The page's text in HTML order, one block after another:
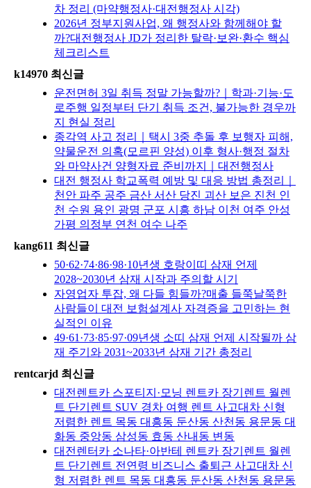
차 정리 (마약행정사·대전행정사 시각)
2026년 정부지원사업, 왜 행정사와 함께해야 할
까?대전행정사 JD가 정리한 탈락·보완·환수 핵심
체크리스트
k14970 최신글
운전면허 3일 취득 정말 가능할까?｜학과·기능·도
로주행 일정부터 단기 취득 조건, 불가능한 경우까
지 현실 정리
종각역 사고 정리｜택시 3중 추돌 후 보행자 피해,
약물운전 의혹(모르핀 양성) 이후 형사·행정 절차
와 마약사건 양형자료 준비까지｜대전행정사
대전 행정사 학교폭력 예방 및 대응 방법 총정리｜
천안 파주 공주 금산 서산 당진 괴산 보은 진천 인
천 수원 용인 광명 군포 시흥 하남 이천 여주 안성
가평 의정부 연천 여수 나주
kang611 최신글
50·62·74·86·98·10년생 호랑이띠 삼재 언제
2028~2030년 삼재 시작과 주의할 시기
자영업자 투잡, 왜 다들 힘들까?매출 들쭉날쭉한
사람들이 대전 보험설계사 자격증을 고민하는 현
실적인 이유
49·61·73·85·97·09년생 소띠 삼재 언제 시작될까 삼
재 주기와 2031~2033년 삼재 기간 총정리
rentcarjd 최신글
대전렌트카 스포티지·모닝 렌트카 장기렌트 월렌
트 단기렌트 SUV 경차 여행 렌트 사고대차 신형
저렴한 렌트 목동 대흥동 둔산동 산천동 용문동 대
화동 중앙동 삼성동 효동 산내동 변동
대전렌터카 소나타·아반테 렌트카 장기렌트 월렌
트 단기렌트 전연령 비즈니스 출퇴근 사고대차 신
형 저렴한 렌트 목동 대흥동 둔산동 산천동 용문동